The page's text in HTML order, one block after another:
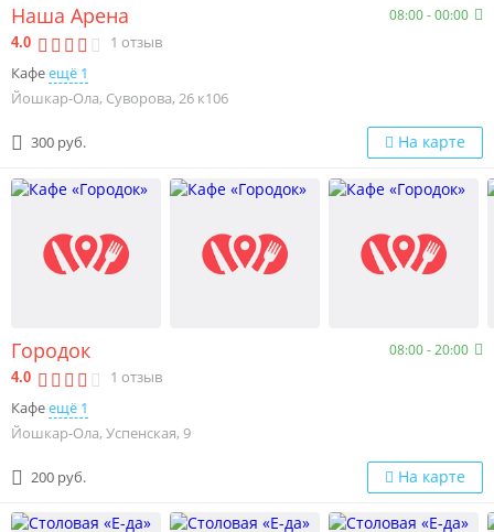
Наша Арена 08:00 - 00:00
4.0 1 отзыв
Кафеещё 1
Йошкар-Ола, Суворова, 26 к106
300 руб. На карте
Городок 08:00 - 20:00
4.0 1 отзыв
Кафеещё 1
Йошкар-Ола, Успенская, 9
200 руб. На карте